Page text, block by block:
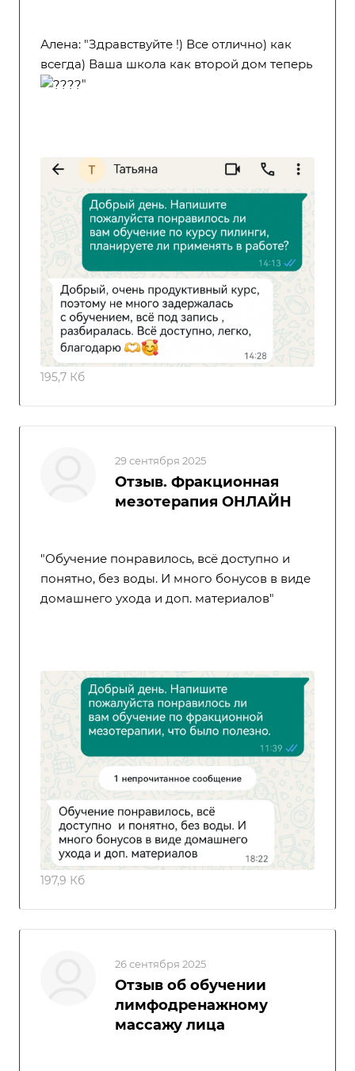
Алена: "Здравствуйте !) Все отлично) как
всегда) Ваша школа как второй дом теперь
"
195,7 Кб
29 сентября 2025
Отзыв. Фракционная
мезотерапия ОНЛАЙН
"Обучение понравилось, всё доступно и
понятно, без воды. И много бонусов в виде
домашнего ухода и доп. материалов"
197,9 Кб
26 сентября 2025
Отзыв об обучении
лимфодренажному
массажу лица